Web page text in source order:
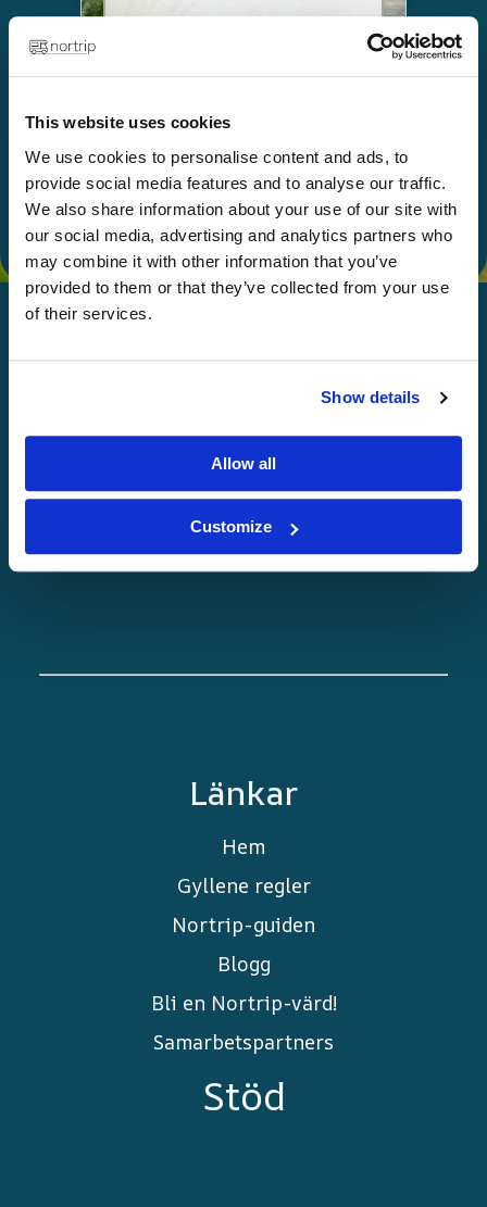
This website uses cookies
We use cookies to personalise content and ads, to
provide social media features and to analyse our traffic.
We also share information about your use of our site with
our social media, advertising and analytics partners who
may combine it with other information that you’ve
provided to them or that they’ve collected from your use
of their services.
Show details
Allow all
Customize
Välj
God Nortripping!
Planera nya äventyr i både Norge och
destinationer väntar på dig.
Länkar
Hem
Gyllene regler
Nortrip-guiden
Blogg
Bli en Nortrip-värd!
Samarbetspartners
Stöd